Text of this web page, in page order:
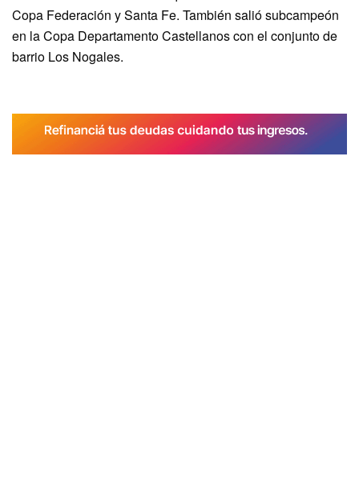
Copa Federación y Santa Fe. También salió subcampeón
en la Copa Departamento Castellanos con el conjunto de
barrio Los Nogales.